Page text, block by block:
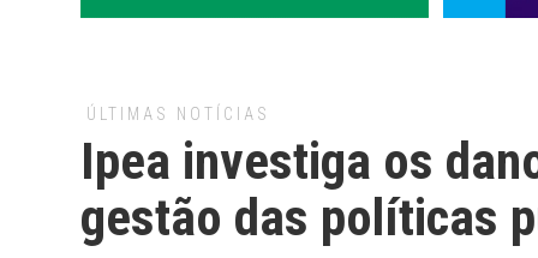
ÚLTIMAS NOTÍCIAS
Ipea investiga os
gestão das políticas